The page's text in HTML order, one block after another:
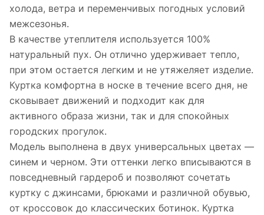
холода, ветра и переменчивых погодных условий
межсезонья.
В качестве утеплителя используется 100%
натуральный пух. Он отлично удерживает тепло,
при этом остается легким и не утяжеляет изделие.
Куртка комфортна в носке в течение всего дня, не
сковывает движений и подходит как для
активного образа жизни, так и для спокойных
городских прогулок.
Модель выполнена в двух универсальных цветах —
синем и черном. Эти оттенки легко вписываются в
повседневный гардероб и позволяют сочетать
куртку с джинсами, брюками и различной обувью,
от кроссовок до классических ботинок. Куртка